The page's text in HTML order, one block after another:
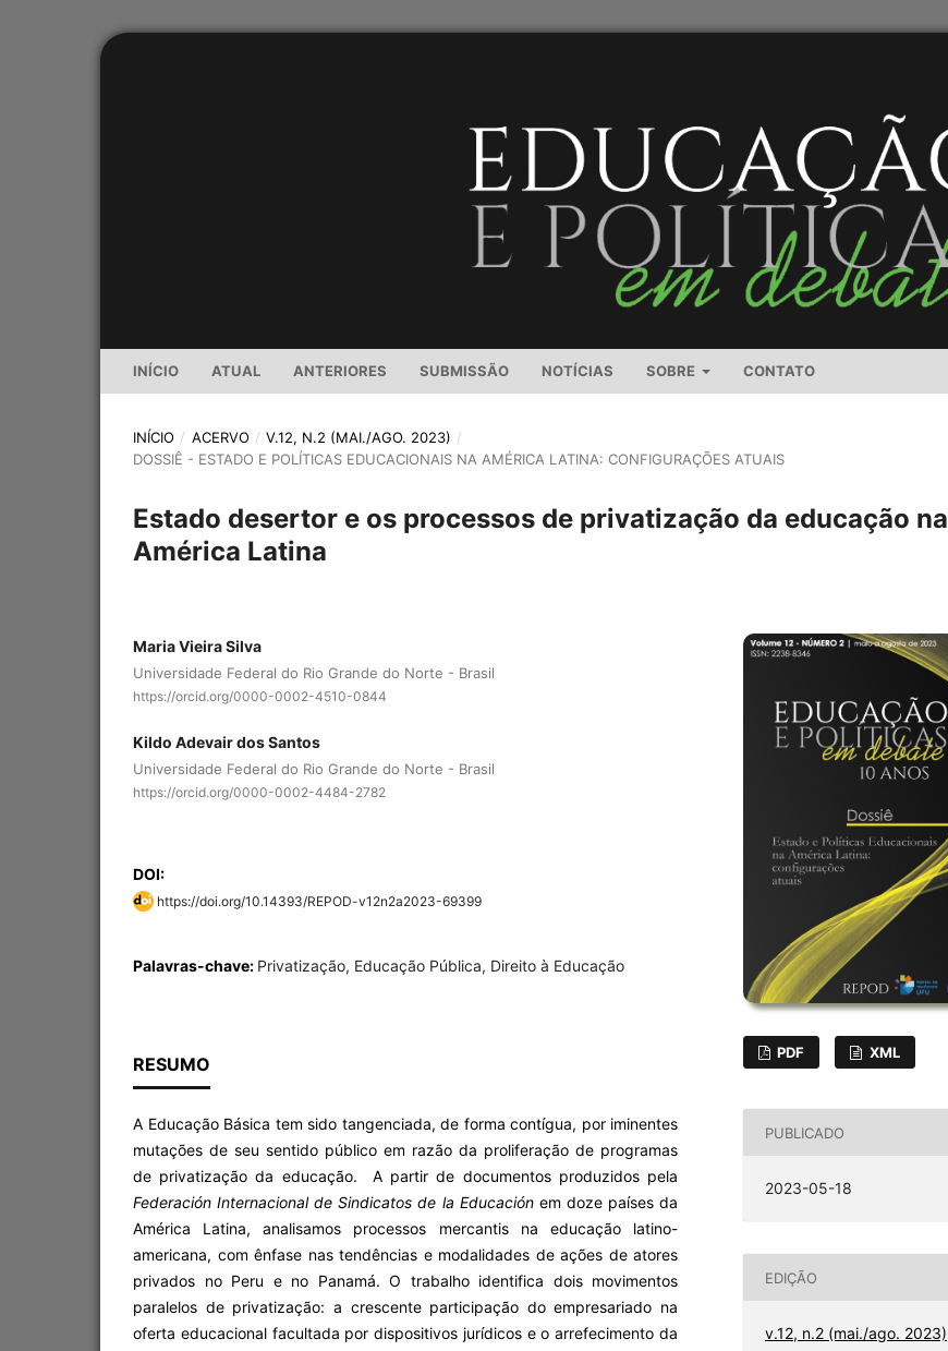
INÍCIO ATUAL ANTERIORES SUBMISSÃO NOTÍCIAS SOBRE CONTATO
INÍCIO / ACERVO / V.12, N.2 (MAI./AGO. 2023) /
DOSSIÊ - ESTADO E POLÍTICAS EDUCACIONAIS NA AMÉRICA LATINA: CONFIGURAÇÕES ATUAIS
Estado desertor e os processos de privatização da educação na
América Latina
Maria Vieira Silva
Universidade Federal do Rio Grande do Norte - Brasil
https://orcid.org/0000-0002-4510-0844
Kildo Adevair dos Santos
Universidade Federal do Rio Grande do Norte - Brasil
https://orcid.org/0000-0002-4484-2782
DOI:
https://doi.org/10.14393/REPOD-v12n2a2023-69399
Palavras-chave: Privatização, Educação Pública, Direito à Educação
RESUMO
A Educação Básica tem sido tangenciada, de forma contígua, por iminentes
mutações de seu sentido público em razão da proliferação de programas
de privatização da educação. A partir de documentos produzidos pela
Federación Internacional de Sindicatos de la Educación em doze países da
América Latina, analisamos processos mercantis na educação latino-
americana, com ênfase nas tendências e modalidades de ações de atores
privados no Peru e no Panamá. O trabalho identifica dois movimentos
paralelos de privatização: a crescente participação do empresariado na
oferta educacional facultada por dispositivos jurídicos e o arrefecimento da
PDF XML
PUBLICADO
2023-05-18
EDIÇÃO
v.12, n.2 (mai./ago. 2023)